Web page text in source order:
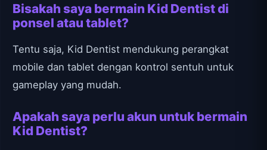
Bisakah saya bermain Kid Dentist di
ponsel atau tablet?
Tentu saja, Kid Dentist mendukung perangkat
mobile dan tablet dengan kontrol sentuh untuk
gameplay yang mudah.
Apakah saya perlu akun untuk bermain
Kid Dentist?